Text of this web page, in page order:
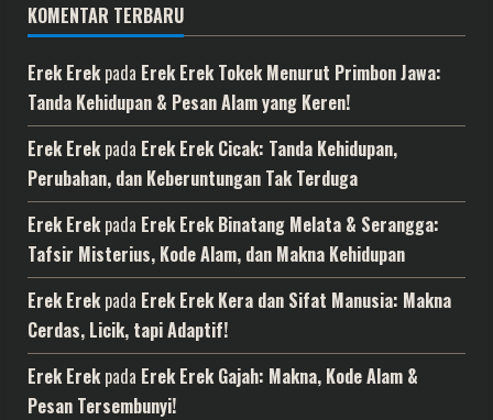
KOMENTAR TERBARU
Erek Erek pada Erek Erek Tokek Menurut Primbon Jawa:
Tanda Kehidupan & Pesan Alam yang Keren!
Erek Erek pada Erek Erek Cicak: Tanda Kehidupan,
Perubahan, dan Keberuntungan Tak Terduga
Erek Erek pada Erek Erek Binatang Melata & Serangga:
Tafsir Misterius, Kode Alam, dan Makna Kehidupan
Erek Erek pada Erek Erek Kera dan Sifat Manusia: Makna
Cerdas, Licik, tapi Adaptif!
Erek Erek pada Erek Erek Gajah: Makna, Kode Alam &
Pesan Tersembunyi!